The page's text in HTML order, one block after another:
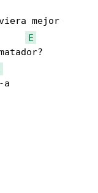
E